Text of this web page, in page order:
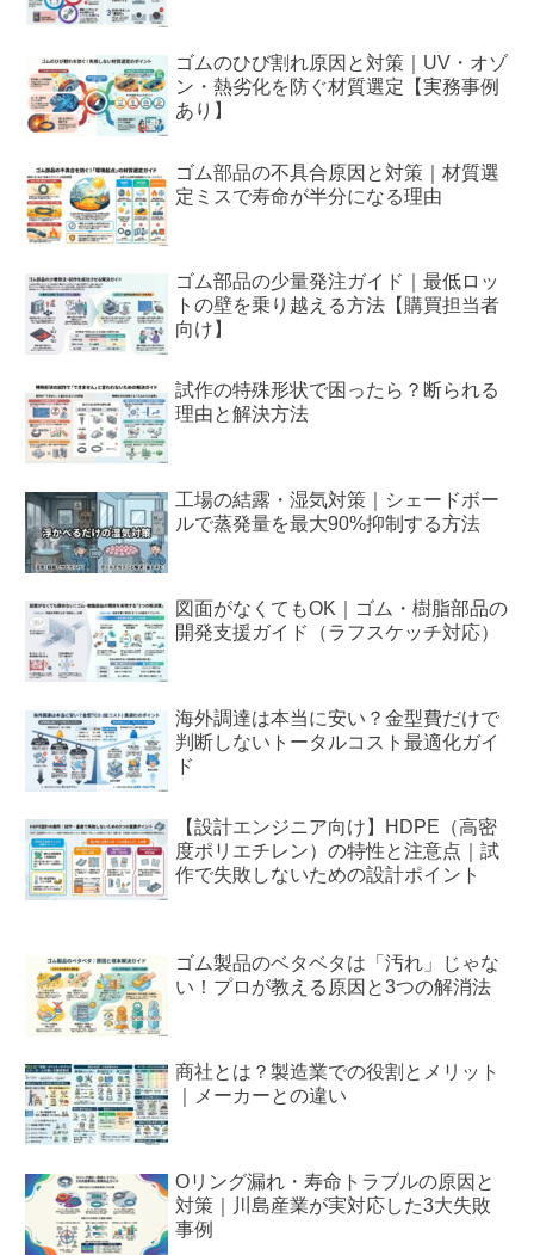
ゴムのひび割れ原因と対策｜UV・オゾ
ン・熱劣化を防ぐ材質選定【実務事例
あり】
ゴム部品の不具合原因と対策｜材質選
定ミスで寿命が半分になる理由
ゴム部品の少量発注ガイド｜最低ロッ
トの壁を乗り越える方法【購買担当者
向け】
試作の特殊形状で困ったら？断られる
理由と解決方法
工場の結露・湿気対策｜シェードボー
ルで蒸発量を最大90%抑制する方法
図面がなくてもOK｜ゴム・樹脂部品の
開発支援ガイド（ラフスケッチ対応）
海外調達は本当に安い？金型費だけで
判断しないトータルコスト最適化ガイ
ド
【設計エンジニア向け】HDPE（高密
度ポリエチレン）の特性と注意点｜試
作で失敗しないための設計ポイント
ゴム製品のベタベタは「汚れ」じゃな
い！プロが教える原因と3つの解消法
商社とは？製造業での役割とメリット
｜メーカーとの違い
Oリング漏れ・寿命トラブルの原因と
対策｜川島産業が実対応した3大失敗
事例